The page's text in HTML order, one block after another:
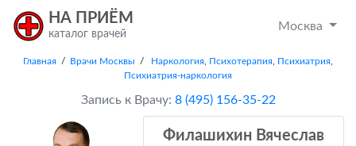
НА ПРИЁМ
каталог врачей
Москва
Главная / Врачи Москвы / Наркология Психотерапия Психиатрия
Психиатрия-наркология
Запись к Врачу: 8 (495) 156-35-22
Филашихин Вячеслав